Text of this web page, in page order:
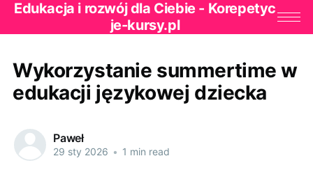
Edukacja i rozwój dla Ciebie - Korepetyc
je-kursy.pl
Wykorzystanie summertime w
edukacji językowej dziecka
Paweł
29 sty 2026 • 1 min read